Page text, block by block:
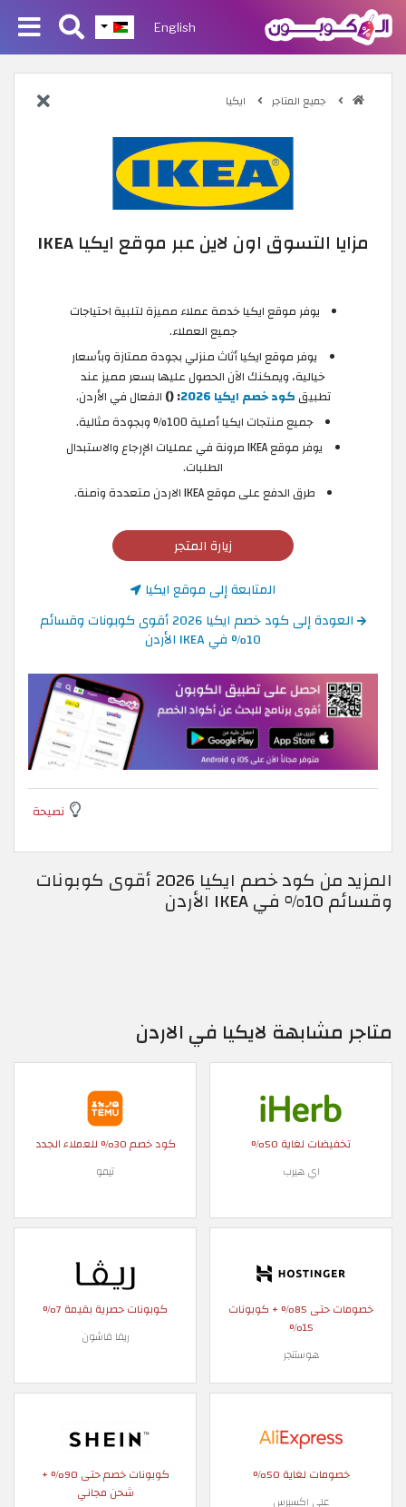
English
جميع المتاجر ايكيا
مزايا التسوق اون لاين عبر موقع ايكيا IKEA
يوفر موقع ايكيا خدمة عملاء مميزة لتلبية احتياجات
جميع العملاء.
يوفر موقع ايكيا أثاث منزلي بجودة ممتازة وبأسعار
خيالية، ويمكنك الآن الحصول عليها بسعر مميز عند
تطبيق كود خصم ايكيا 2026 : () الفعال في الأردن.
جميع منتجات ايكيا أصلية 100% وبجودة مثالية.
يوفر موقع IKEA مرونة في عمليات الإرجاع والاستبدال
الطلبات.
طرق الدفع على موقع IKEA الاردن متعددة وآمنة.
زيارة المتجر
المتابعة إلى موقع ايكيا
العودة إلى كود خصم ايكيا 2026 أقوى كوبونات وقسائم
10% في IKEA الأردن
نصيحة
المزيد من كود خصم ايكيا 2026 أقوى كوبونات
وقسائم 10% في IKEA الأردن
متاجر مشابهة لايكيا في الاردن
تخفيضات لغاية 50%
اي هيرب
كود خصم 30% للعملاء الجدد
تيمو
خصومات حتى 85% + كوبونات
15%
هوستنجر
كوبونات حصرية بقيمة 7%
ريفا فاشون
خصومات لغاية 50%
علي اكسبرس
كوبونات خصم حتى 90% +
شحن مجاني